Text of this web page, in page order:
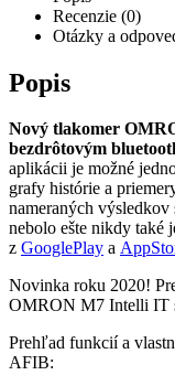
Recenzie (0)
Otázky a
Popis
Nový tlakomer
bezdrôtovým
aplikácii je možné
grafy histórie a
nameraných
nebolo ešte nikdy také
z GooglePlay a
Novinka roku 2020!
OMRON M7 Intelli IT
Prehľad funkcií a
AFIB: